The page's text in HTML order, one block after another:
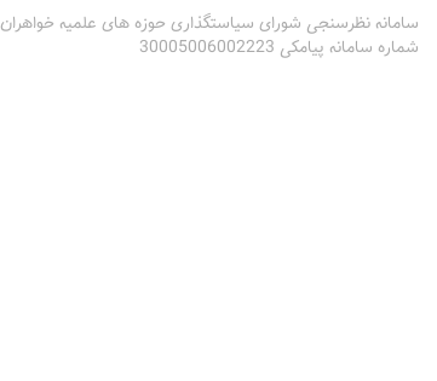
سامانه نظرسنجی شورای سیاستگذاری حوزه های علمیه خواهران
شماره سامانه پیامکی 30005006002223